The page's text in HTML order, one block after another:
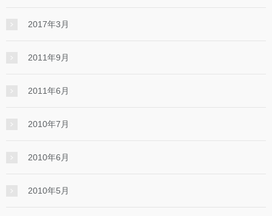
2017年3月
2011年9月
2011年6月
2010年7月
2010年6月
2010年5月